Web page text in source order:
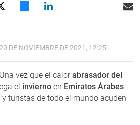
20 DE NOVIEMBRE DE 2021, 12:25
Una vez que el calorabrasador del
el invierno en Emiratos Árabes
y turistas de todo el mundo acuden